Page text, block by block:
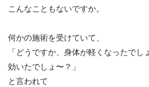
こんなこともないですか。
何かの施術を受けていて、
「どうですか、身体が軽くなったでし
効いたでしょ〜？」
と言われて